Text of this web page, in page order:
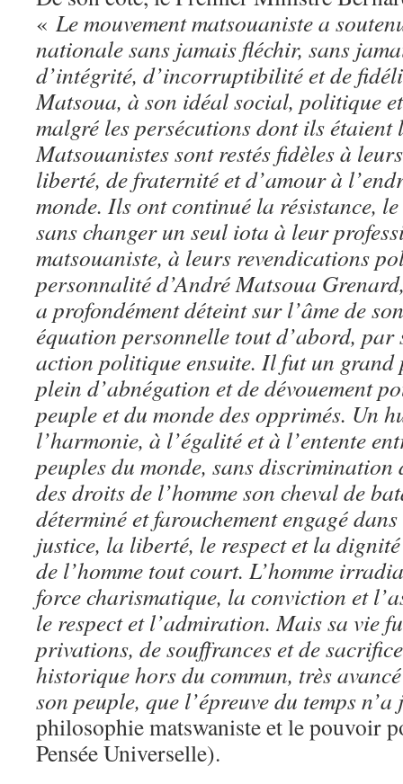
« Le mouvement matsouaniste a
nationale sans jamais fléchir, sans
d’intégrité, d’incorruptibilité et de
Matsoua, à son idéal social, politique
malgré les persécutions dont ils étaient
Matsouanistes sont restés fidèles à
liberté, de fraternité et d’amour à
monde. Ils ont continué la résistance,
sans changer un seul iota à leur
matsouaniste, à leurs revendications
personnalité d’André Matsoua
a profondément déteint sur l’âme de
équation personnelle tout d’abord, par
action politique ensuite. Il fut un grand
plein d’abnégation et de dévouement
peuple et du monde des opprimés. Un
l’harmonie, à l’égalité et à l’entente
peuples du monde, sans discrimination
des droits de l’homme son cheval de
déterminé et farouchement engagé
justice, la liberté, le respect et la
de l’homme tout court. L’homme
force charismatique, la conviction et
le respect et l’admiration. Mais sa vie
privations, de souffrances et de
historique hors du commun, très
son peuple, que l’épreuve du temps
philosophie matswaniste et le pouvoir
Pensée Universelle).